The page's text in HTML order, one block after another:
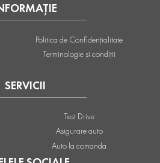
SERVICII
Test Drive
Asigurare auto
Auto la comanda
Politica de Confidențialitate
Terminologie și condiții